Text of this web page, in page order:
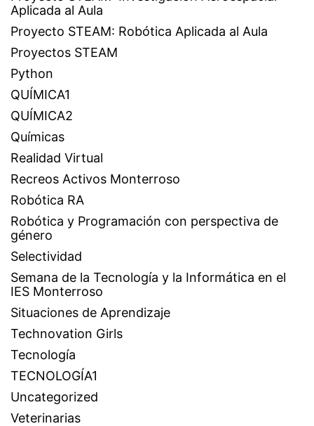
Aplicada al Aula
Proyecto STEAM: Robótica Aplicada al Aula
Proyectos STEAM
Python
QUÍMICA1
QUÍMICA2
Químicas
Realidad Virtual
Recreos Activos Monterroso
Robótica RA
Robótica y Programación con perspectiva de
género
Selectividad
Semana de la Tecnología y la Informática en el
IES Monterroso
Situaciones de Aprendizaje
Technovation Girls
Tecnología
TECNOLOGÍA1
Uncategorized
Veterinarias